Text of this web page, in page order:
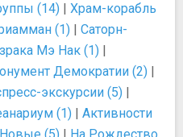
(14) | Храм-корабль
(1) | Саторн-
Мэ Нак (1) |
Демократии (2) |
экскурсии (5) |
(1) | Активности